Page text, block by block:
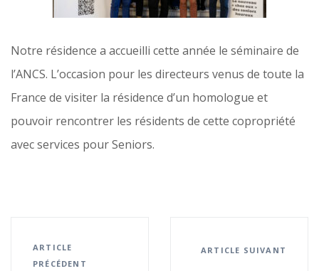
Notre résidence a accueilli cette année le séminaire de
l’ANCS. L’occasion pour les directeurs venus de toute la
France de visiter la résidence d’un homologue et
pouvoir rencontrer les résidents de cette copropriété
avec services pour Seniors.
ARTICLE
PRÉCÉDENT
ARTICLE SUIVANT